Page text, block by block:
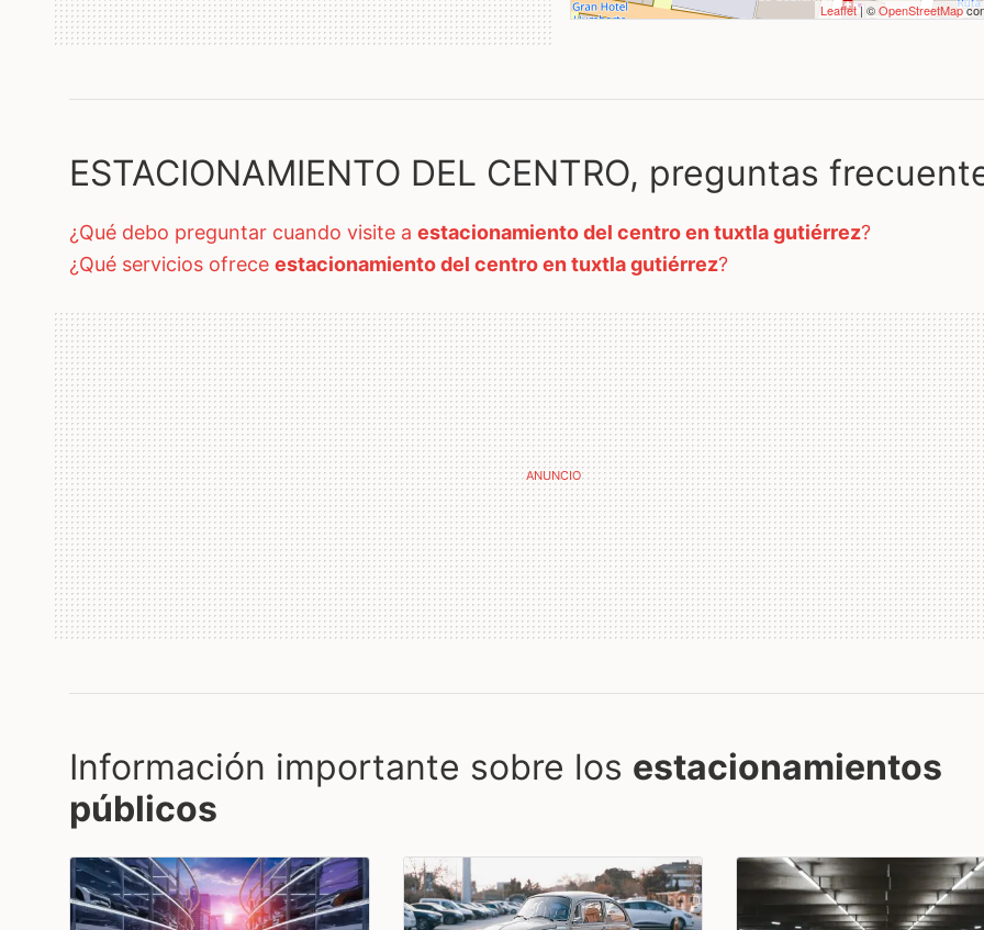
Leaflet| ©OpenStreetMap
ESTACIONAMIENTO DEL CENTRO, preguntas
¿qué debo preguntar cuando visite a estacionamiento del centro en tuxtla gutiérrez?
¿qué servicios ofrece estacionamiento del centro en tuxtla gutiérrez?
Información importante sobre los estacionamientos
públicos